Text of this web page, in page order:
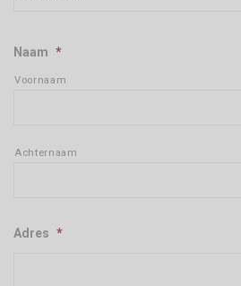
Naam *
Voornaam
Achternaam
Adres *